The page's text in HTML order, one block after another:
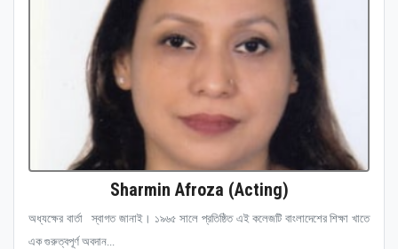
Sharmin Afroza (Acting)
অধ্যক্ষের বার্তা স্বাগত জানাই। ১৯৬৫ সালে প্রতিষ্ঠিত এই কলেজটি বাংলাদেশের শিক্ষা খাতে
এক গুরুত্বপূর্ণ অবদান...